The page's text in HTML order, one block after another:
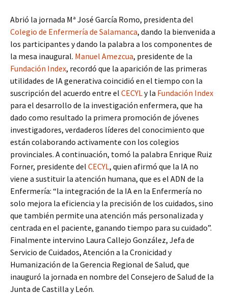
Abrió la jornada Mª José García Romo, presidenta del
Colegio de Enfermería de Salamanca, dando la bienvenida a
los participantes y dando la palabra a los componentes de
la mesa inaugural. Manuel Amezcua, presidente de la
Fundación Index, recordó que la aparición de las primeras
utilidades de IA generativa coincidió en el tiempo con la
suscripción del acuerdo entre el CECYLy la Fundación Index
para el desarrollo de la investigación enfermera, que ha
dado como resultado la primera promoción de jóvenes
investigadores, verdaderos líderes del conocimiento que
están colaborando activamente con los colegios
provinciales. A continuación, tomó la palabra Enrique Ruiz
Forner, presidente del CECYL, quien afirmó que la IA no
viene a sustituir la atención humana, que es el ADN de la
Enfermería: “la integración de la IA en la Enfermería no
solo mejora la eficiencia y la precisión de los cuidados, sino
que también permite una atención más personalizada y
centrada en el paciente, ganando tiempo para su cuidado”.
Finalmente intervino Laura Callejo González, Jefa de
Servicio de Cuidados, Atención a la Cronicidad y
Humanización de la Gerencia Regional de Salud, que
inauguró la jornada en nombre del Consejero de Salud de la
Junta de Castilla y León.